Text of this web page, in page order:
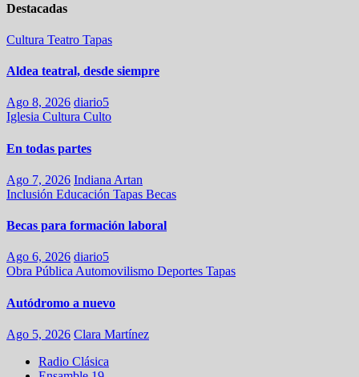
Destacadas
Cultura Teatro Tapas
Aldea teatral, desde siempre
Ago 8, 2026 diario5
Iglesia Cultura Culto
En todas partes
Ago 7, 2026 Indiana Artan
Inclusión Educación Tapas Becas
Becas para formación laboral
Ago 6, 2026 diario5
Obra PúblicaAutomovilismo Deportes Tapas
Autódromo a nuevo
Ago 5, 2026 Clara Martínez
Radio Clásica